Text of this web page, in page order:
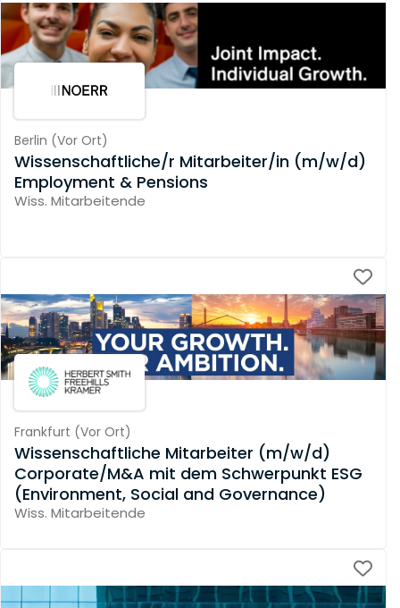
Berlin (Vor Ort)
Wissenschaftliche/r Mitarbeiter/in (m/w/d)
Employment & Pensions
Wiss. Mitarbeitende
Frankfurt (Vor Ort)
Wissenschaftliche Mitarbeiter (m/w/d)
Corporate/M&A mit dem Schwerpunkt ESG
(Environment, Social and Governance)
Wiss. Mitarbeitende